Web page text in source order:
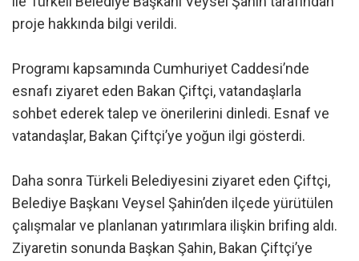
proje hakkında bilgi verildi.
Programı kapsamında Cumhuriyet Caddesi’nde
esnafı ziyaret eden Bakan Çiftçi, vatandaşlarla
sohbet ederek talep ve önerilerini dinledi. Esnaf ve
vatandaşlar, Bakan Çiftçi’ye yoğun ilgi gösterdi.
Daha sonra Türkeli Belediyesini ziyaret eden Çiftçi,
Belediye Başkanı Veysel Şahin’den ilçede yürütülen
çalışmalar ve planlanan yatırımlara ilişkin brifing aldı.
Ziyaretin sonunda Başkan Şahin, Bakan Çiftçi’ye